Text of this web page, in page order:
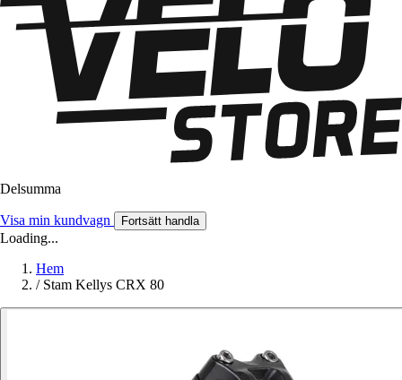
Delsumma
Visa min kundvagn Fortsätt handla
Loading...
Hem
/ Stam Kellys CRX 80